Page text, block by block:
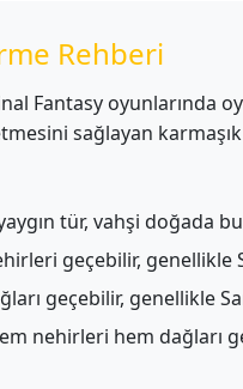
Rehberi
Fantasy oyunlarında
sağlayan
tür, vahşi doğada
geçebilir, genellikle
geçebilir, genellikle
nehirleri hem dağları